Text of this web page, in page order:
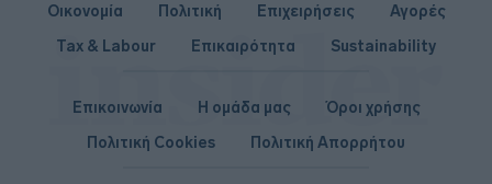
Οικονομία Πολιτική Επιχειρήσεις
Αγορές
Tax & Labour
Επικαιρότητα Sustainability
Επικοινωνία Η ομάδα μας
Όροι χρήσης
Πολιτική Cookies
Πολιτική Απορρήτου